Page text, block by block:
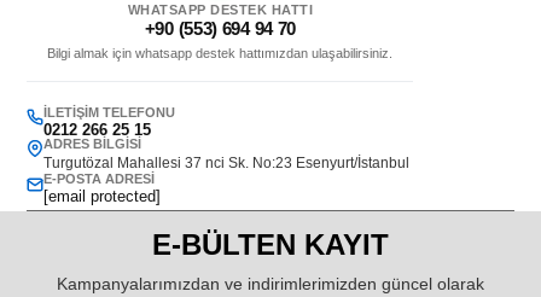
WHATSAPP DESTEK HATTI
+90 (553) 694 94 70
Bilgi almak için whatsapp destek hattımızdan ulaşabilirsiniz.
İLETIŞIM TELEFONU
0212 266 25 15
ADRES BILGISI
Turgutözal Mahallesi 37 nci Sk. No:23 Esenyurt/İstanbul
E-POSTA ADRESI
[email protected]
E-BÜLTEN KAYIT
Kampanyalarımızdan ve indirimlerimizden güncel olarak